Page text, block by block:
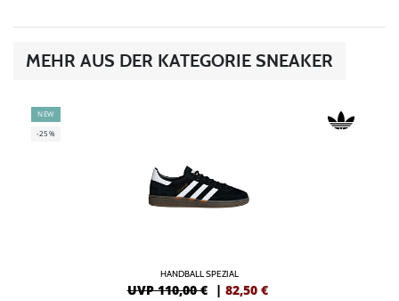
MEHR AUS DER KATEGORIE SNEAKER
NEW
-25%
HANDBALL SPEZIAL
UVP 110,00 € | 82,50 €